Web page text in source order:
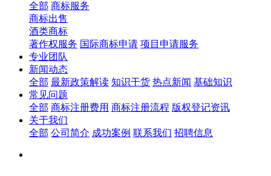
全部 商标服务
商标出售
酒类商标
著作权服务 国际商标申请 项目申请服务
专业团队
新闻动态
全部 最新政策解读 知识干货 热点新闻 基础知识
常见问题
全部 商标注册费用 商标注册流程 版权登记资讯
关于我们
全部 公司简介 成功案例 联系我们 招聘信息